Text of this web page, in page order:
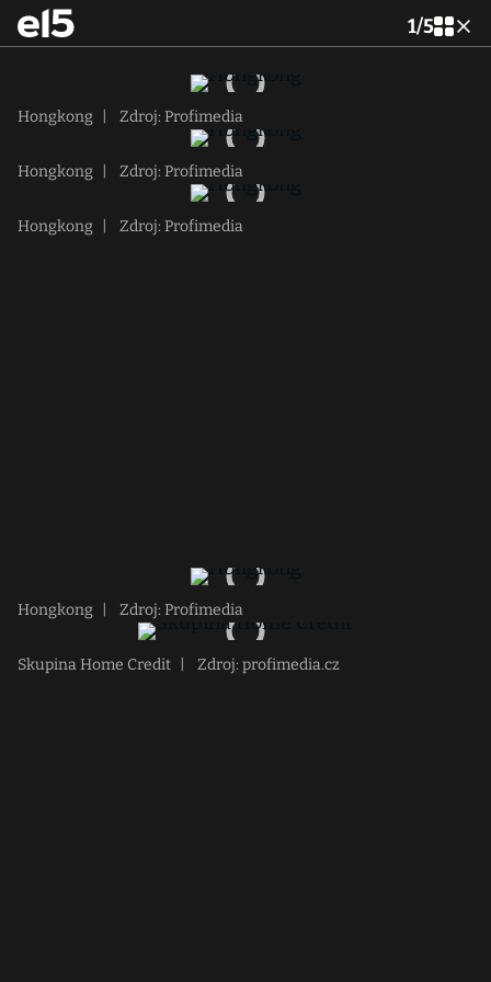
1/5
Hongkong Zdroj: Profimedia
Hongkong Zdroj: Profimedia
Hongkong Zdroj: Profimedia
Hongkong Zdroj: Profimedia
Skupina Home Credit Zdroj: profimedia.cz